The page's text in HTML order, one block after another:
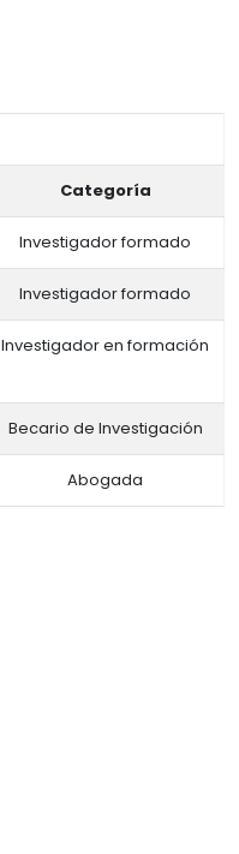
Categoría
Investigador formado
Investigador formado
Investigador en formación
Becario de Investigación
Abogada